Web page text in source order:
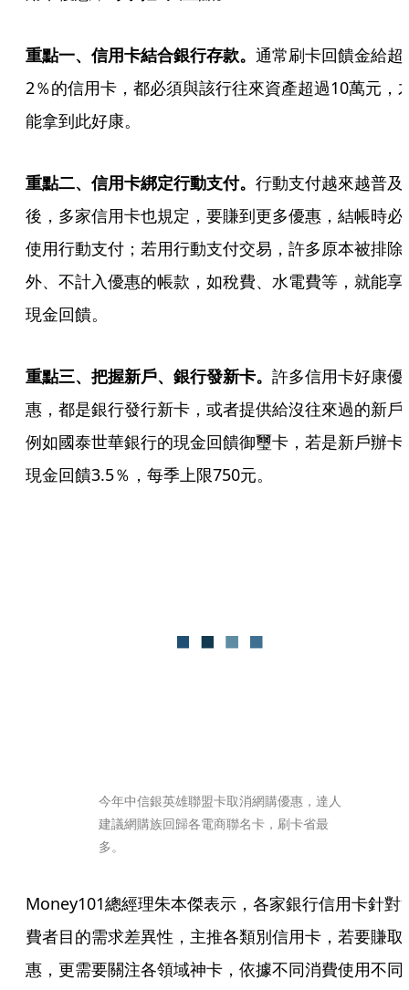
重點一、信用卡結合銀行存款。 通常刷卡回饋金給超
2％的信用卡，都必須與該行往來資產超過10萬元，
能拿到此好康。
重點二、信用卡綁定行動支付。 行動支付越來越普及
後，多家信用卡也規定，要賺到更多優惠，結帳時必
使用行動支付；若用行動支付交易，許多原本被排除
外、不計入優惠的帳款，如稅費、水電費等，就能享
現金回饋。
重點三、把握新戶、銀行發新卡。 許多信用卡好康優
惠，都是銀行發行新卡，或者提供給沒往來過的新戶
例如國泰世華銀行的現金回饋御璽卡，若是新戶辦卡
現金回饋3.5％，每季上限750元。
今年中信銀英雄聯盟卡取消網購優惠，達人
建議網購族回歸各電商聯名卡，刷卡省最
多。
Money101總經理朱本傑表示，各家銀行信用卡針對
費者目的需求差異性，主推各類別信用卡，若要賺取
惠，更需要關注各領域神卡，依據不同消費使用不同